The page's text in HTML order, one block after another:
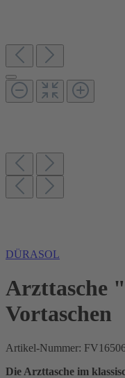
DÜRASOL
Arzttasche
Vortaschen
Artikel-Nummer:
Die Arzttasche im